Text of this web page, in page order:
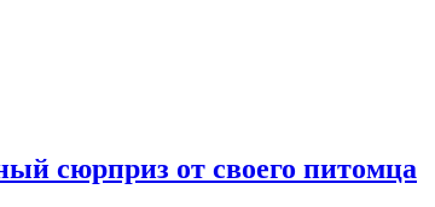
сюрприз от своего питомца